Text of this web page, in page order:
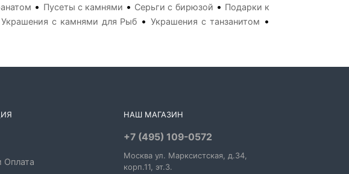
• Пусеты с камнями • Серьги с бирюзой • Подарки к
Украшения с камнями для Рыб •Украшения с танзанитом •
Оплата
НАШ МАГАЗИН
+7 (495) 109-0572
Москва ул. Марксистская, д.34,
корп.11, эт.3.